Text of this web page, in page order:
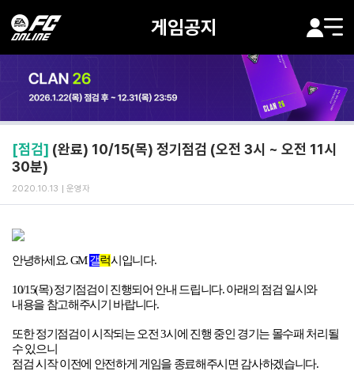
게임공지
[점검] (완료) 10/15(목) 정기점검 (오전 3시 ~ 오전 11시
30분)
2020.10.13 운영자
안녕하세요. GM갤럭시입니다.
10/15(목)정기점검이 진행되어 안내 드립니다.아래의 점검 일시와
내용을 참고해주시기 바랍니다.
또한 정기점검이 시작되는 오전 3시에 진행 중인 경기는 몰수패 처리될
수 있으니
점검 시작 이전에 안전하게 게임을 종료해주시면 감사하겠습니다.